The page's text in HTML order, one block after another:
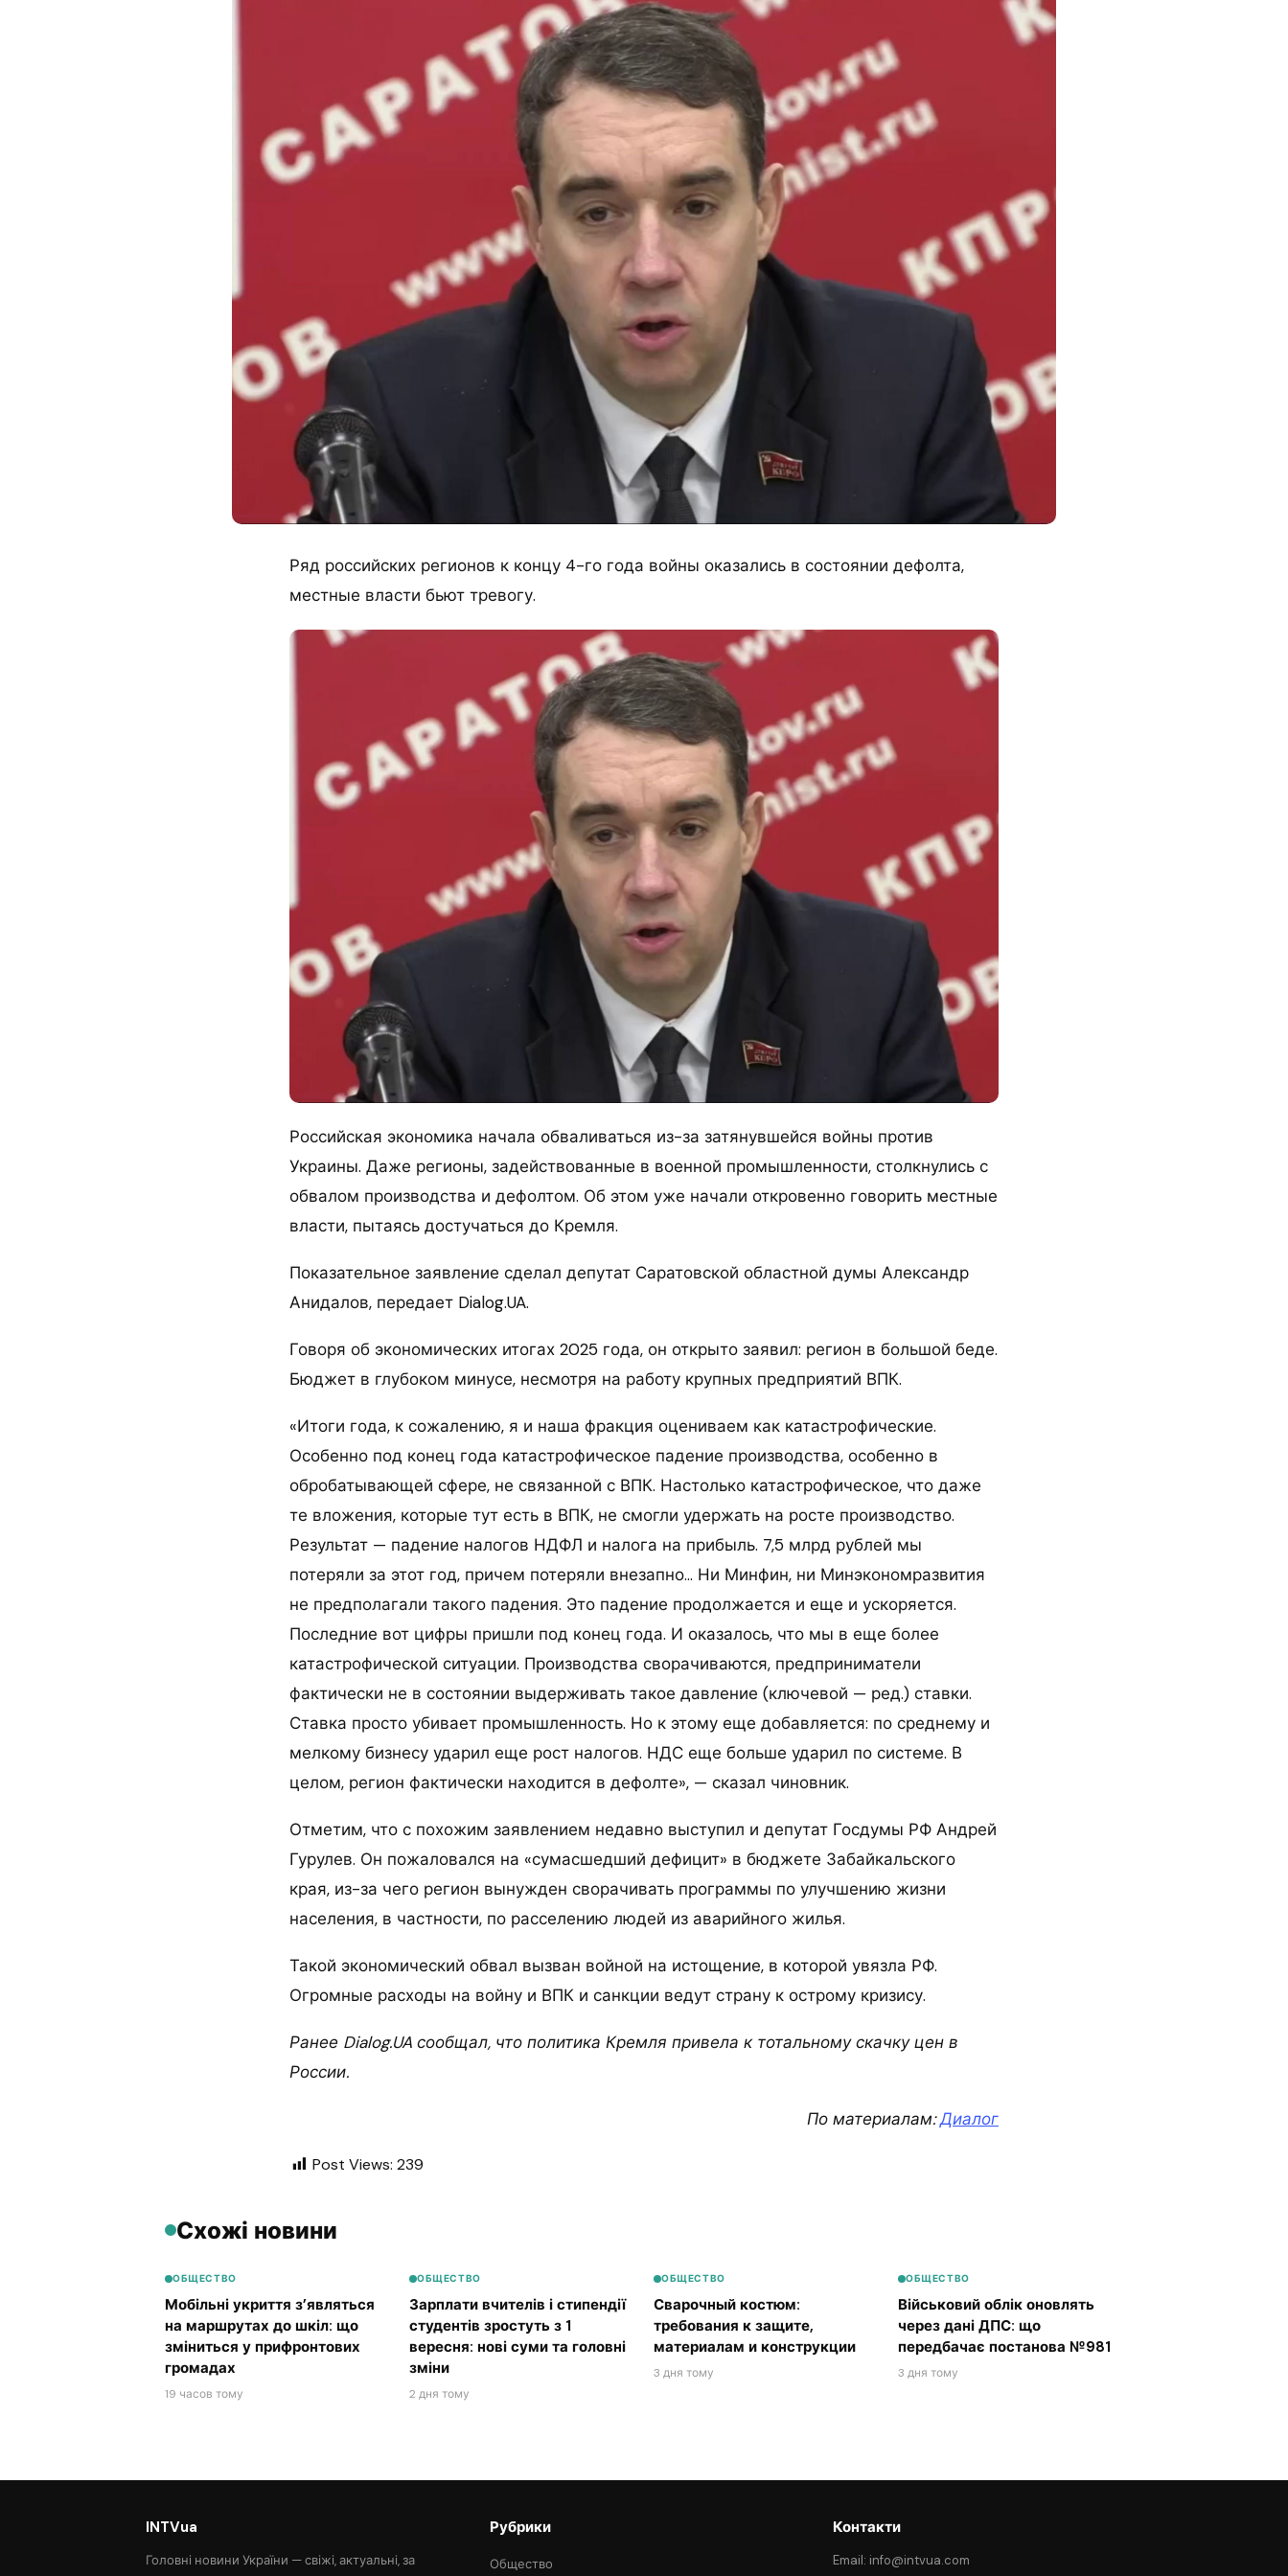
Ряд российских регионов к концу 4-го года войны оказались в состоянии дефолта,
местные власти бьют тревогу.
Российская экономика начала обваливаться из-за затянувшейся войны против
Украины. Даже регионы, задействованные в военной промышленности, столкнулись с
обвалом производства и дефолтом. Об этом уже начали откровенно говорить местные
власти, пытаясь достучаться до Кремля.
Показательное заявление сделал депутат Саратовской областной думы Александр
Анидалов, передает Dialog.UA.
Говоря об экономических итогах 2025 года, он открыто заявил: регион в большой беде.
Бюджет в глубоком минусе, несмотря на работу крупных предприятий ВПК.
«Итоги года, к сожалению, я и наша фракция оцениваем как катастрофические.
Особенно под конец года катастрофическое падение производства, особенно в
обробатывающей сфере, не связанной с ВПК. Настолько катастрофическое, что даже
те вложения, которые тут есть в ВПК, не смогли удержать на росте производство.
Результат — падение налогов НДФЛ и налога на прибыль. 7,5 млрд рублей мы
потеряли за этот год, причем потеряли внезапно… Ни Минфин, ни Минэкономразвития
не предполагали такого падения. Это падение продолжается и еще и ускоряется.
Последние вот цифры пришли под конец года. И оказалось, что мы в еще более
катастрофической ситуации. Производства сворачиваются, предприниматели
фактически не в состоянии выдерживать такое давление (ключевой — ред.) ставки.
Ставка просто убивает промышленность. Но к этому еще добавляется: по среднему и
мелкому бизнесу ударил еще рост налогов. НДС еще больше ударил по системе. В
целом, регион фактически находится в дефолте», — сказал чиновник.
Отметим, что с похожим заявлением недавно выступил и депутат Госдумы РФ Андрей
Гурулев. Он пожаловался на «сумасшедший дефицит» в бюджете Забайкальского
края, из-за чего регион вынужден сворачивать программы по улучшению жизни
населения, в частности, по расселению людей из аварийного жилья.
Такой экономический обвал вызван войной на истощение, в которой увязла РФ.
Огромные расходы на войну и ВПК и санкции ведут страну к острому кризису.
Ранее Dialog.UA сообщал, что политика Кремля привела к тотальному скачку цен в
России.
По материалам:Диалог
Post Views: 239
Схожі новини
ОБЩЕСТВО
Мобільні укриття з’являться
на маршрутах до шкіл: що
зміниться у прифронтових
громадах
19 часов тому
ОБЩЕСТВО
Зарплати вчителів і стипендії
студентів зростуть з 1
вересня: нові суми та головні
зміни
2 дня тому
ОБЩЕСТВО
Сварочный костюм:
требования к защите,
материалам и конструкции
3 дня тому
ОБЩЕСТВО
Військовий облік оновлять
через дані ДПС: що
передбачає постанова №981
3 дня тому
INTVua
Головні новини України — свіжі, актуальні, за
Рубрики
Общество
Контакти
Email: info@intvua.com